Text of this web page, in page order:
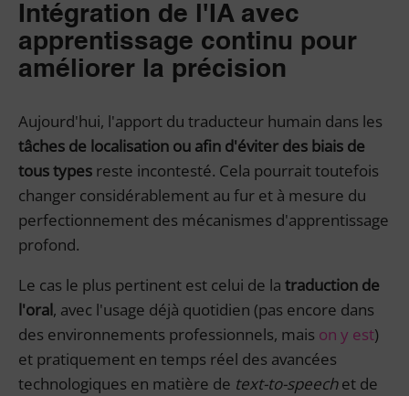
Intégration de l'IA avec
apprentissage continu pour
améliorer la précision
Aujourd'hui, l'apport du traducteur humain dans les
tâches de localisation ou afin d'éviter des biais de
tous types reste incontesté. Cela pourrait toutefois
changer considérablement au fur et à mesure du
perfectionnement des mécanismes d'apprentissage
profond.
Le cas le plus pertinent est celui de la traduction de
l'oral, avec l'usage déjà quotidien (pas encore dans
des environnements professionnels, mais on y est)
et pratiquement en temps réel des avancées
technologiques en matière de text-to-speechet de